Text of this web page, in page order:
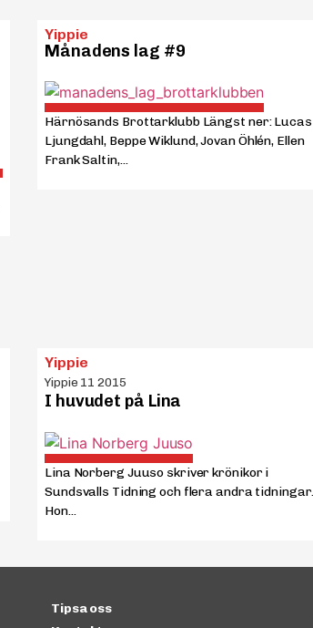
Yippie
Månadens lag #9
Härnösands Brottarklubb Längst ner: Lucas
Ljungdahl, Beppe Wiklund, Jovan Öhlén, Ellen
Frank Saltin,...
Yippie
Yippie 11 2015
I huvudet på Lina
Lina Norberg Juuso skriver krönikor i
Sundsvalls Tidning och flera andra tidningar.
Hon...
Tipsa oss